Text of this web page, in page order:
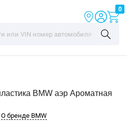
0
BMW аэр Ароматная
О бренде BMW